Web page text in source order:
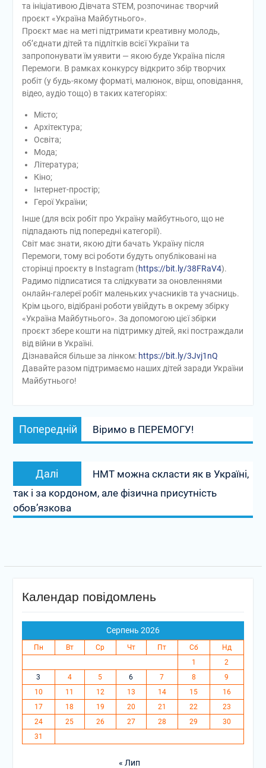
та ініціативою Дівчата STEM, розпочинає творчий
проєкт «Україна Майбутнього».
Проєкт має на меті підтримати креативну молодь,
об’єднати дітей та підлітків всієї України та
запропонувати їм уявити — якою буде Україна після
Перемоги. В рамках конкурсу відкрито збір творчих
робіт (у будь-якому форматі, малюнок, вірш, оповідання,
відео, аудіо тощо) в таких категоріях:
Місто;
Архітектура;
Освіта;
Мода;
Література;
Кіно;
Інтернет-простір;
Герої України;
Інше (для всіх робіт про Україну майбутнього, що не
підпадають під попередні категорії).
Світ має знати, якою діти бачать Україну після
Перемоги, тому всі роботи будуть опубліковані на
сторінці проєкту в Instagram (https://bit.ly/38FRaV4).
Радимо підписатися та слідкувати за оновленнями
онлайн-галереї робіт маленьких учасників та учасниць.
Крім цього, відібрані роботи увійдуть в окрему збірку
«Україна Майбутнього». За допомогою цієї збірки
проєкт збере кошти на підтримку дітей, які постраждали
від війни в Україні.
Дізнавайся більше за лінком: https://bit.ly/3Jvj1nQ
Давайте разом підтримаємо наших дітей заради України
Майбутнього!
Навігація
записів
Попередній
Попередній
запис:
Віримо в ПЕРЕМОГУ!
Далі
запис:
НМТ можна скласти як в Україні,
так і за кордоном, але фізична присутність
обов’язкова
Календар повідомлень
Серпень 2026
Пн Вт Ср Чт Пт Сб
Нд
1
2
3
4 5 6 7 8
9
10
11 12 13 14 15
16
17
18 19 20 21 22
23
24
25 26 27 28 29
30
31
« Лип